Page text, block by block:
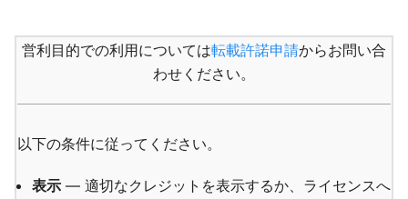
営利目的での利用については転載許諾申請からお問い合
わせください。
以下の条件に従ってください。
表示 — 適切なクレジットを表示するか、ライセンスへ